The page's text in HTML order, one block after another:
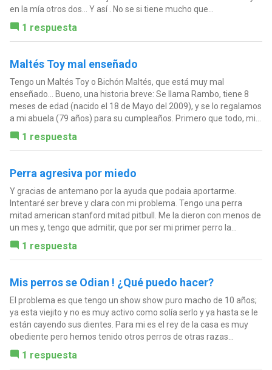
en la mía otros dos... Y así . No se si tiene mucho que...
1 respuesta
Maltés Toy mal enseñado
Tengo un Maltés Toy o Bichón Maltés, que está muy mal
enseñado... Bueno, una historia breve: Se llama Rambo, tiene 8
meses de edad (nacido el 18 de Mayo del 2009), y se lo regalamos
a mi abuela (79 años) para su cumpleaños. Primero que todo, mi...
1 respuesta
Perra agresiva por miedo
Y gracias de antemano por la ayuda que podaia aportarme.
Intentaré ser breve y clara con mi problema. Tengo una perra
mitad american stanford mitad pitbull. Me la dieron con menos de
un mes y, tengo que admitir, que por ser mi primer perro la...
1 respuesta
Mis perros se Odian ! ¿Qué puedo hacer?
El problema es que tengo un show show puro macho de 10 años;
ya esta viejito y no es muy activo como solía serlo y ya hasta se le
están cayendo sus dientes. Para mi es el rey de la casa es muy
obediente pero hemos tenido otros perros de otras razas...
1 respuesta